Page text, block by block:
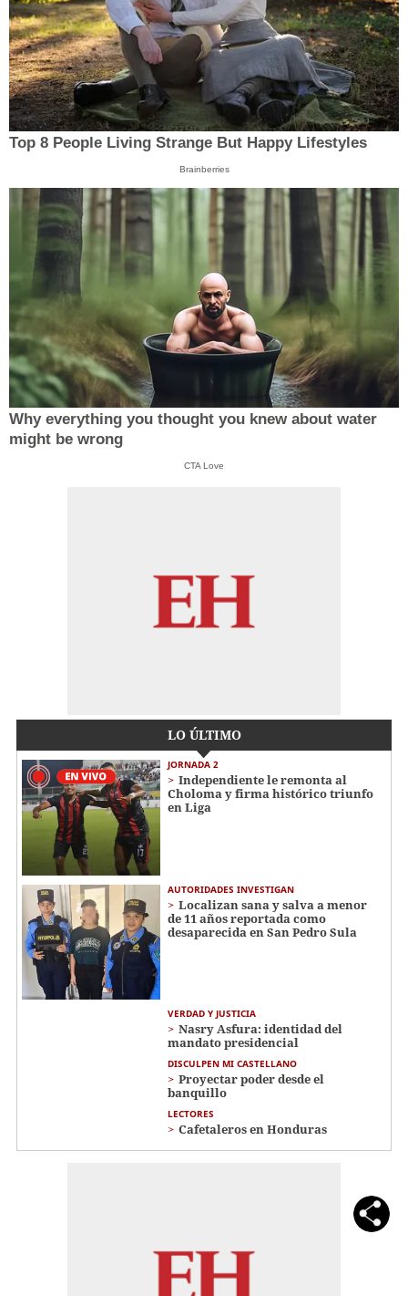
Top 8 People Living Strange But Happy Lifestyles
Brainberries
Why everything you thought you knew about water
might be wrong
CTA Love
LO ÚLTIMO
JORNADA 2
Independiente le remonta al
Choloma y firma histórico triunfo
en Liga
AUTORIDADES INVESTIGAN
Localizan sana y salva a menor
de 11 años reportada como
desaparecida en San Pedro Sula
VERDAD Y JUSTICIA
Nasry Asfura: identidad del
mandato presidencial
DISCULPEN MI CASTELLANO
Proyectar poder desde el
banquillo
LECTORES
Cafetaleros en Honduras